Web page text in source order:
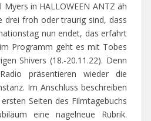
in HALLOWEEN ANTZ äh
drei froh oder traurig sind, dass
nun endet, das erfahrt
Programm geht es mit Tobes
Shivers (18.-20.11.22). Denn
präsentieren wieder die
Im Anschluss beschreiben
Seiten des Filmtagebuchs
eine nagelneue Rubrik.